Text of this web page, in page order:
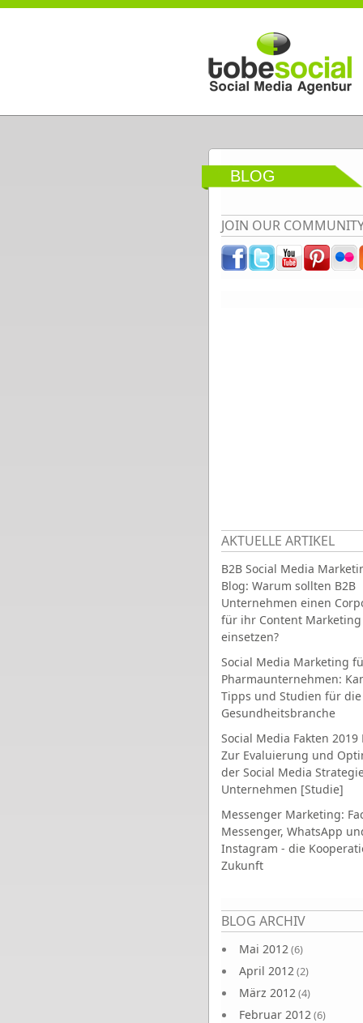
Direkt zum Inhalt
BLOG
JOIN OUR
AKTUELLE ARTIKEL
B2B Social Media
Blog: Warum sollten B2B
Unternehmen einen
für ihr Content Marketing
einsetzen?
Social Media Marketing
Pharmaunternehmen:
Tipps und Studien für die
Gesundheitsbranche
Social Media Fakten 2019
Zur Evaluierung und
der Social Media
Unternehmen [Studie]
Messenger Marketing:
Messenger, WhatsApp
Instagram - die
Zukunft
BLOG ARCHIV
Mai 2012(6)
April 2012(2)
März 2012(4)
Februar 2012(6)
Seiten